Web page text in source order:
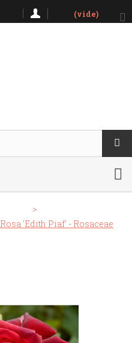
(vide)
>
Rosa 'Edith Piaf' - Rosaceae